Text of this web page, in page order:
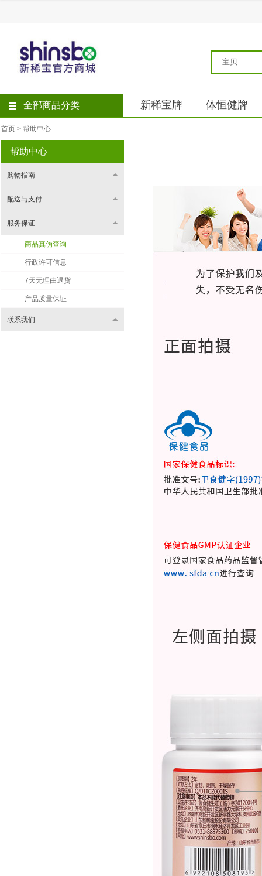
宝贝
全部商品分类 新稀宝牌 体恒健牌
首页 > 帮助中心
帮助中心
购物指南
配送与支付
服务保证
商品真伪查询
行政许可信息
7天无理由退货
产品质量保证
联系我们